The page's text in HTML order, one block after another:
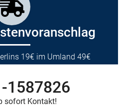
19€ im Umland 49€
1587826
sofort Kontakt!